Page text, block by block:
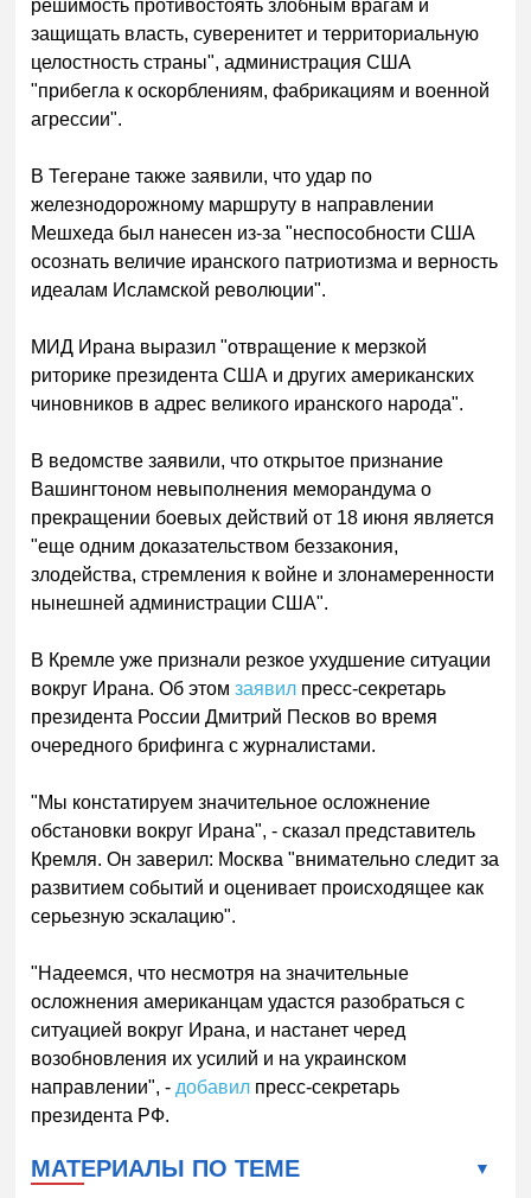
решимость противостоять злобным врагам и
защищать власть, суверенитет и территориальную
целостность страны", администрация США
"прибегла к оскорблениям, фабрикациям и военной
агрессии".
В Тегеране также заявили, что удар по
железнодорожному маршруту в направлении
Мешхеда был нанесен из-за "неспособности США
осознать величие иранского патриотизма и верность
идеалам Исламской революции".
МИД Ирана выразил "отвращение к мерзкой
риторике президента США и других американских
чиновников в адрес великого иранского народа".
В ведомстве заявили, что открытое признание
Вашингтоном невыполнения меморандума о
прекращении боевых действий от 18 июня является
"еще одним доказательством беззакония,
злодейства, стремления к войне и злонамеренности
нынешней администрации США".
В Кремле уже признали резкое ухудшение ситуации
вокруг Ирана. Об этомзаявил пресс-секретарь
президента России Дмитрий Песков во время
очередного брифинга с журналистами.
"Мы констатируем значительное осложнение
обстановки вокруг Ирана", - сказал представитель
Кремля. Он заверил: Москва "внимательно следит за
развитием событий и оценивает происходящее как
серьезную эскалацию".
"Надеемся, что несмотря на значительные
осложнения американцам удастся разобраться с
ситуацией вокруг Ирана, и настанет черед
возобновления их усилий и на украинском
направлении", - добавил пресс-секретарь
президента РФ.
МАТЕРИАЛЫ ПО ТЕМЕ